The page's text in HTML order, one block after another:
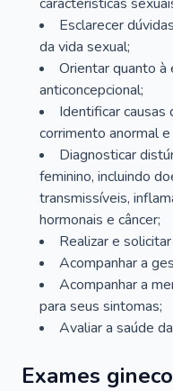
Esclarecer
da vida sexual;
Orientar quanto
anticoncepcional;
Identificar causas
corrimento anormal
Diagnosticar
feminino, incluindo
transmissíveis,
hormonais e câncer;
Realizar e
Acompanhar a
Acompanhar a
para seus sintomas;
Avaliar a saúde
Exames